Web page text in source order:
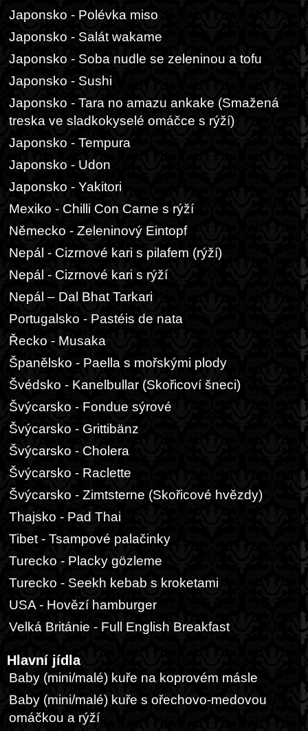
Japonsko - Polévka miso
Japonsko - Salát wakame
Japonsko - Soba nudle se zeleninou a tofu
Japonsko - Sushi
Japonsko - Tara no amazu ankake (Smažená
treska ve sladkokyselé omáčce s rýží)
Japonsko - Tempura
Japonsko - Udon
Japonsko - Yakitori
Mexiko - Chilli Con Carne s rýží
Německo - Zeleninový Eintopf
Nepál - Cizrnové kari s pilafem (rýží)
Nepál - Cizrnové kari s rýží
Nepál – Dal Bhat Tarkari
Portugalsko - Pastéis de nata
Řecko - Musaka
Španělsko - Paella s mořskými plody
Švédsko - Kanelbullar (Skořicoví šneci)
Švýcarsko - Fondue sýrové
Švýcarsko - Grittibänz
Švýcarsko - Cholera
Švýcarsko - Raclette
Švýcarsko - Zimtsterne (Skořicové hvězdy)
Thajsko - Pad Thai
Tibet - Tsampové palačinky
Turecko - Placky gözleme
Turecko - Seekh kebab s kroketami
USA - Hovězí hamburger
Velká Británie - Full English Breakfast
Hlavní jídla
Baby (mini/malé) kuře na koprovém másle
Baby (mini/malé) kuře s ořechovo-medovou
omáčkou a rýží